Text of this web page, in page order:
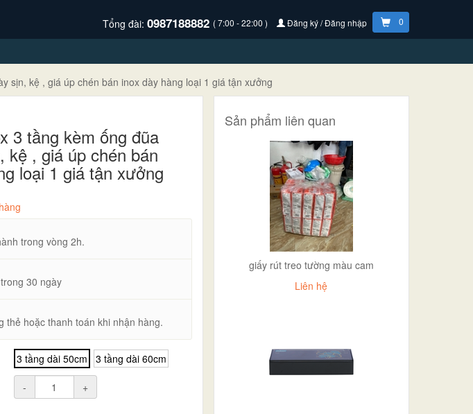
Tổng đài: 0987188882 ( 7:00 - 22:00 ) Đăng ký / Đăng nhập 0
sịn, kệ , giá úp chén bán inox dày hàng loại 1 giá tận xưởng
3 tầng kèm ống đũa
kệ , giá úp chén bán
loại 1 giá tận xưởng
trong vòng 2h.
30 ngày
thẻ hoặc thanh toán khi nhận hàng.
3 tầng dài 50cm
3 tầng dài 60cm
- +
Sản phẩm liên quan
giấy rút treo tường màu cam
Liên hệ